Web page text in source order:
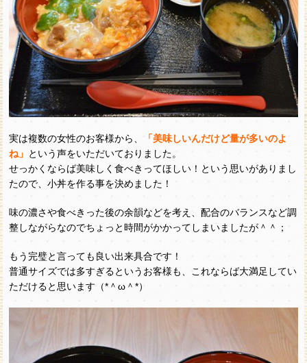
実は複数の女性のお客様から、
「美味しいんだけど量が多いのよ
ね」 という声をいただいておりました。
せっかくならば美味しく食べきってほしい！という思いがありまし
たので、小丼を作る事を決めました！
味の濃さや食べきった後の余韻などを考え、配合のバランスなど調
整しながらなのでちょっと時間がかかってしまいましたが＾＾；
もう完璧と言っても良い出来具合です！
普通サイズでは多すぎるというお客様も、これならば大満足してい
ただけると思います（*＾ω＾*）